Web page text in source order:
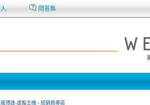
問答集
威博達-虛擬主機 ‹ 經銷商專區